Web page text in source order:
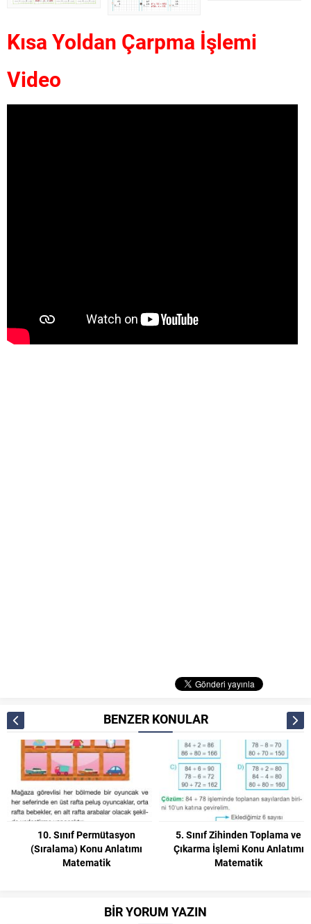
Kısa Yoldan Çarpma İşlemi
Video
BENZER KONULAR
5. Sınıf Zihinden Toplama ve
Çıkarma İşlemi Konu Anlatımı
Matematik
6. Sınıf İki Doğal Sayının
Ortak Bölenleri ve Ortak
Katları Konu Anlatımı
BİR YORUM YAZIN